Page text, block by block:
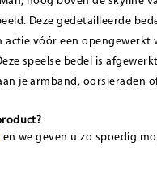
Deze gedetailleerde
actie vóór een
speelse bedel is
je armband, oorsieraden
en we geven u zo spoedig